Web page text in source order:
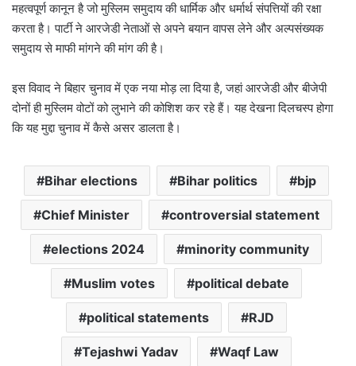
महत्वपूर्ण कानून है जो मुस्लिम समुदाय की धार्मिक और धर्मार्थ संपत्तियों की रक्षा
करता है। पार्टी ने आरजेडी नेताओं से अपने बयान वापस लेने और अल्पसंख्यक
समुदाय से माफी मांगने की मांग की है।
इस विवाद ने बिहार चुनाव में एक नया मोड़ ला दिया है, जहां आरजेडी और बीजेपी
दोनों ही मुस्लिम वोटों को लुभाने की कोशिश कर रहे हैं। यह देखना दिलचस्प होगा
कि यह मुद्दा चुनाव में कैसे असर डालता है।
Bihar elections Bihar politics bjp
Chief Minister controversial statement
elections 2024 minority community
Muslim votes political debate
political statements RJD
Tejashwi Yadav Waqf Law